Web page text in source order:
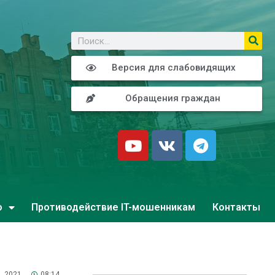
Версия для слабовидящих
Обращения граждан
Противодействие IT-мошенникам Контакты